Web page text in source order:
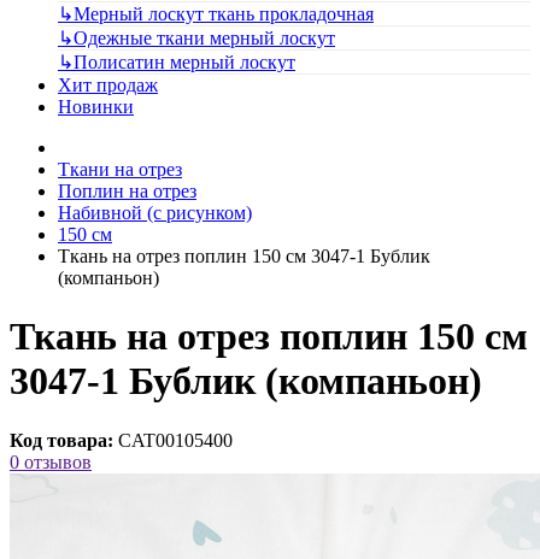
↳Мерный лоскут ткань прокладочная
↳Одежные ткани мерный лоскут
↳Полисатин мерный лоскут
Хит продаж
Новинки
Ткани на отрез
Поплин на отрез
Набивной (с рисунком)
150 см
Ткань на отрез поплин 150 см 3047-1 Бублик
(компаньон)
Ткань на отрез поплин 150 см
3047-1 Бублик (компаньон)
Код товара: CAT00105400
0 отзывов